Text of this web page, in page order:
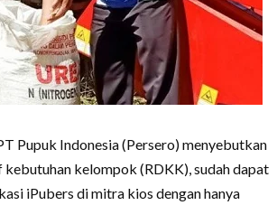
Pupuk Indonesia (Persero) menyebutkan
kelompok (RDKK), sudah dapat
iPubers di mitra kios dengan hanya